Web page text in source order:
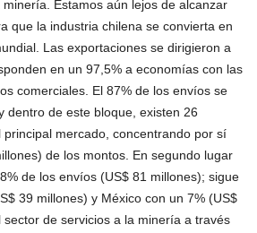
Estamos aún lejos de alcanzar
que la industria chilena se convierta en
Las exportaciones se dirigieron a
en un 97,5% a economías con las
comerciales. El 87% de los envíos se
dentro de este bloque, existen 26
mercado, concentrando por sí
de los montos. En segundo lugar
de los envíos (US$ 81 millones); sigue
39 millones) y México con un 7% (US$
sector de servicios a la minería a través